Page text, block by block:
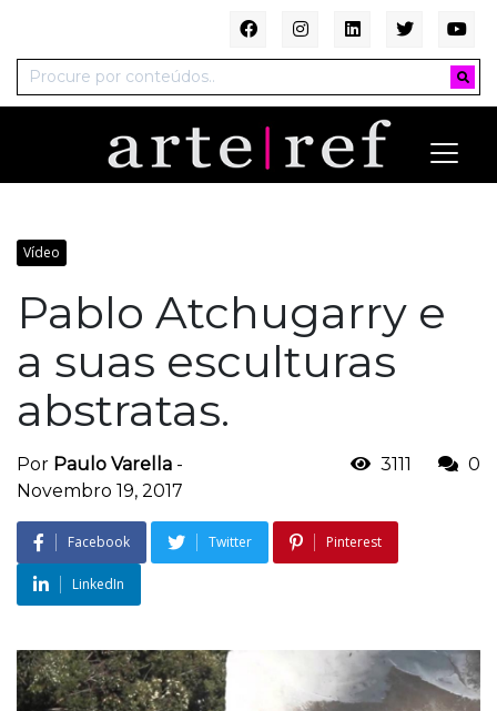
Vídeo
Pablo Atchugarry e
a suas esculturas
abstratas.
Por Paulo Varella -
Novembro 19, 2017
3111 0
Facebook Twitter Pinterest
LinkedIn